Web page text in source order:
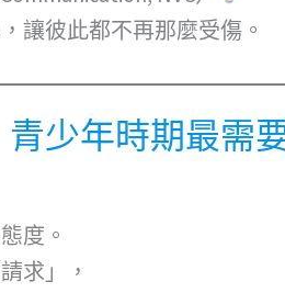
讓彼此都不再那麼受傷。
少年時期最需
度。
求」，